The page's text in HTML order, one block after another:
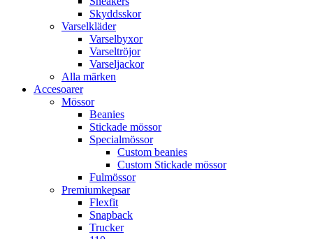
Skyddsskor
Varselkläder
Varselbyxor
Varseltröjor
Varseljackor
Alla märken
Accesoarer
Mössor
Beanies
Stickade mössor
Specialmössor
Custom beanies
Custom Stickade mössor
Fulmössor
Premiumkepsar
Flexfit
Snapback
Trucker